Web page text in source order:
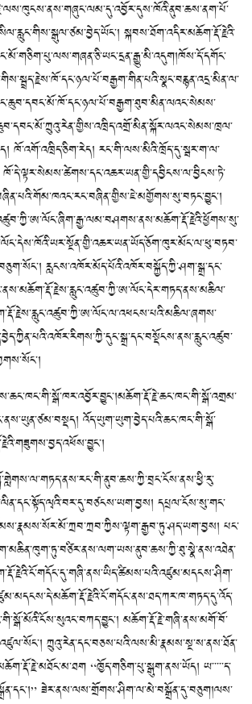
སྐབས་ཐོག་འདིར་མཆོག་རྡོ་རྗེའི་
ཁོ་འགོ་འཁྲིད་ཅིག་རེད། རང་གི་ལས་མིའི་ཁྲོད་དུ་སྦར་ག་ལ་
རླངས་འཁོར་མོད་པོའི་འཁོར་བསྐྱོད་ཀྱི་ཤག་སྒྲ་དང་
འོད་ཡུག་ཡུག་བྱེད་པའི་ཆང་ཁང་གི་སྒོ་
དཔྲལ་ངོས་སུ་གང་
པང་
མཆོག་རྡོ་རྗེ་གཞི་ནས་མགོ་བོ་
ཀྲུའུ་རེན་དང་བཅས་པའི་ལས་མི་རྣམས་སྔ་ས་ནས་ཐོན་
“ཁྱོད་གཅིག་པུ་སྒུག་ནས་ཡོད། ཡ་་་་་ད་
ཟེར་ནས་ལས་གྲོགས་ཤིག་ལ་མེ་བསྒྲོན་དུ་བཅུག།ལས་